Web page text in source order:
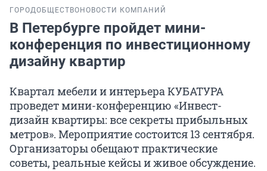
ГОРОДОБЩЕСТВО НОВОСТИ КОМПАНИЙ
В Петербурге пройдет мини-
конференция по инвестиционному
дизайну квартир
Квартал мебели и интерьера КУБАТУРА
проведет мини-конференцию «Инвест-
дизайн квартиры: все секреты прибыльных
метров». Мероприятие состоится 13 сентября.
Организаторы обещают практические
советы, реальные кейсы и живое обсуждение.